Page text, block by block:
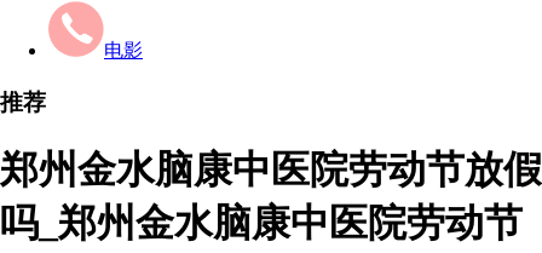
电影
推荐
郑州金水脑康中医院劳动节放假
吗_郑州金水脑康中医院劳动节